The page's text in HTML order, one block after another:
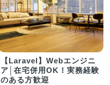
【Laravel】Webエンジニ
ア│在宅併用OK！実務経験
のある方歓迎